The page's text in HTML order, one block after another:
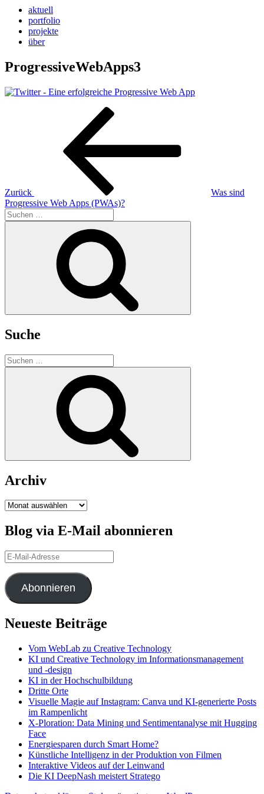
aktuell
portfolio
projekte
über
ProgressiveWebApps3
Beitragsnavigation
Zurück
Was sind
Progressive Web Apps (PWAs)?
Suchen
nach:
Suche
Suchen
nach:
Archiv
Archiv
Blog via E-Mail abonnieren
E-
Mail-
Adresse
Abonnieren
Neueste Beiträge
Vom WebLab zu Creative Technology
KI und Creative Technology im Informationsmanagement
und -design
KI in der Hochschulbildung
Dritte Orte
Visuelle Magie auf Instagram: Canva und KI-generierte Posts
im Rampenlicht
X-Ploration: Data Mining und Sentimentanalyse mit Hugging
Face
Energiesparen durch Smart Home?
Künstliche Intelligenz in der Produktion von Filmen
Interaktive Videos auf der Leinwand
Die KI DeepNash meistert Stratego